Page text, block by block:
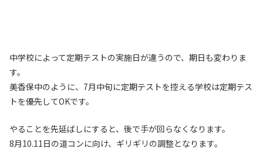
中学校によって定期テストの実施日が違うので、期日も変わりま
す。
美香保中のように、7月中旬に定期テストを控える学校は定期テス
トを優先してOKです。
やることを先延ばしにすると、後で手が回らなくなります。
8月10.11日の道コンに向け、ギリギリの調整となります。